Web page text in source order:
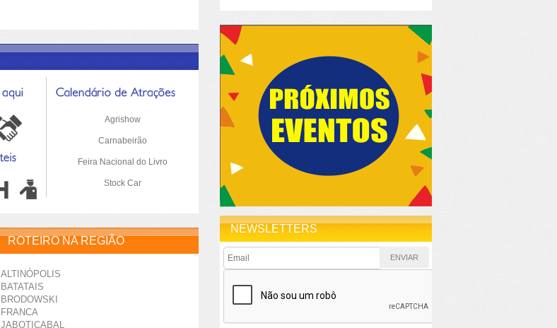
Agrishow
Carnabeirão
Feira Nacional do Livro
Stock Car
ROTEIRO NA REGIÃO
ALTINÓPOLIS
BATATAIS
BRODOWSKI
FRANCA
JABOTICABAL
NEWSLETTERS